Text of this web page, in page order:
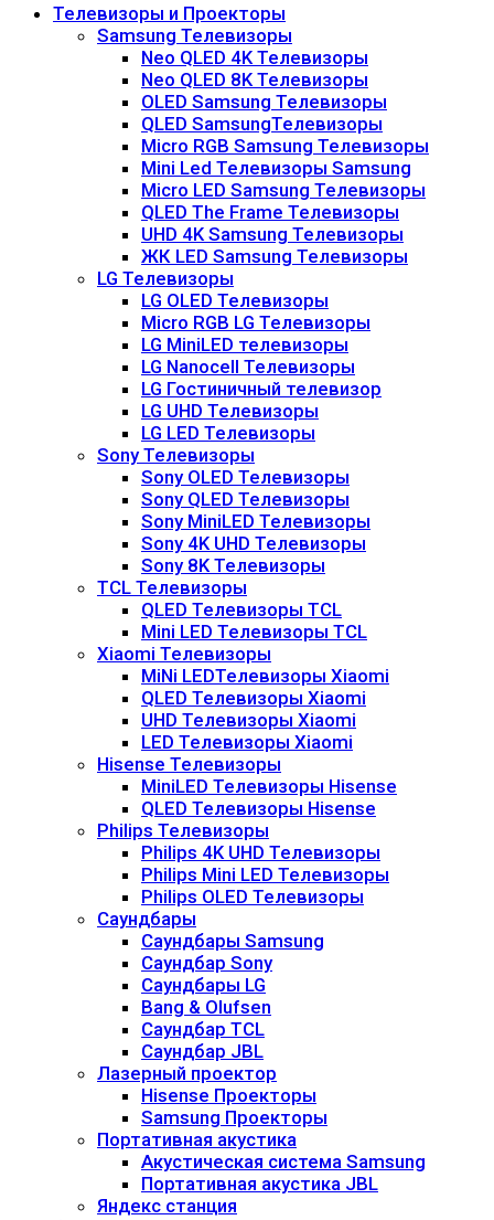
Телевизоры и Проекторы
Samsung Телевизоры
Neo QLED 4K Телевизоры
Neo QLED 8K Телевизоры
OLED Samsung Телевизоры
QLED SamsungТелевизоры
Micro RGB Samsung Телевизоры
Mini Led Телевизоры Samsung
Micro LED Samsung Телевизоры
QLED The Frame Телевизоры
UHD 4K Samsung Телевизоры
ЖК LED Samsung Телевизоры
LG Телевизоры
LG OLED Телевизоры
Micro RGB LG Телевизоры
LG MiniLED телевизоры
LG Nanocell Телевизоры
LG Гостиничный телевизор
LG UHD Телевизоры
LG LED Телевизоры
Sony Телевизоры
Sony OLED Телевизоры
Sony QLED Телевизоры
Sony MiniLED Телевизоры
Sony 4K UHD Телевизоры
Sony 8K Телевизоры
TCL Телевизоры
QLED Телевизоры TCL
Mini LED Телевизоры TCL
Xiaomi Телевизоры
MiNi LEDТелевизоры Xiaomi
QLED Телевизоры Xiaomi
UHD Телевизоры Xiaomi
LED Телевизоры Xiaomi
Hisense Телевизоры
MiniLED Телевизоры Hisense
QLED Телевизоры Hisense
Philips Телевизоры
Philips 4K UHD Телевизоры
Philips Mini LED Телевизоры
Philips OLED Телевизоры
Саундбары
Саундбары Samsung
Саундбар Sony
Саундбары LG
Bang & Olufsen
Саундбар TCL
Саундбар JBL
Лазерный проектор
Hisense Проекторы
Samsung Проекторы
Портативная акустика
Акустическая система Samsung
Портативная акустика JBL
Яндекс станция